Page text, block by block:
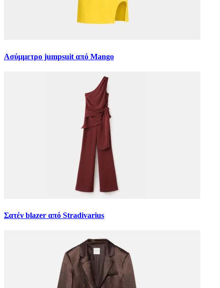
Ασύμμετρο jumpsuit από Mango
Σατέν blazer από Stradivarius